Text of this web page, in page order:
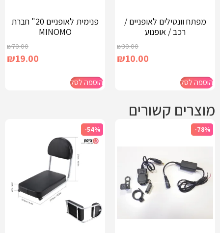
מפתח וונטילים לאופניים /
רכב / אופנוע
₪30.00
₪10.00
הוספה לסל
פנימית לאופניים 20" חברת
MINOMO
₪70.00
₪19.00
הוספה לסל
מוצרים קשורים
-78%
-54%